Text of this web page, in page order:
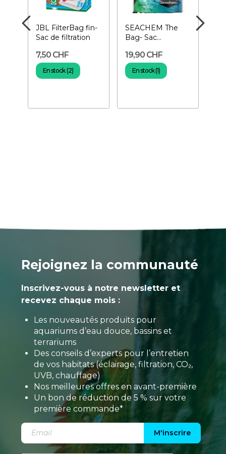
JBL FilterBag fin-
Sac de filtration
7,50 CHF
En stock (2)
SEACHEM The
Bag- Sac
filtration
19,90 CHF
En stock (1)
Rejoignez la communauté
Inscrivez-vous à notre newsletter et
recevez chaque mois :
Les nouveautés produits pour
aquariums d’eau douce, bassins et
terrariums
Des conseils d’experts pour l’entretien
de vos habitats (éclairage, filtration, CO₂,
UVB, chauffage)
Nos meilleures offres en avant-première
Un bon de réduction de 5 % sur votre
première commande*
M'inscrire